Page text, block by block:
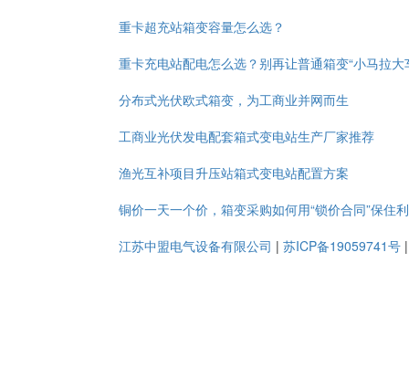
重卡超充站箱变容量怎么选？
重卡充电站配电怎么选？别再让普通箱变“小马拉大
分布式光伏欧式箱变，为工商业并网而生
工商业光伏发电配套箱式变电站生产厂家推荐
渔光互补项目升压站箱式变电站配置方案
铜价一天一个价，箱变采购如何用“锁价合同”保住
江苏中盟电气设备有限公司 | 苏ICP备19059741号